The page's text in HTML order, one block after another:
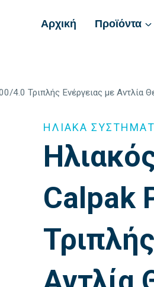
Αρχική Προϊόντα
4.0 Τριπλής Ενέργειας με Αντλία
ΗΛΙΑΚΑ
Calpak